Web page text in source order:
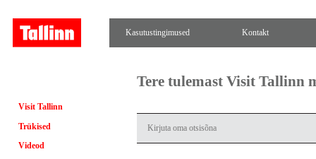
Kasutustingimused Kontakt
Visit Tallinn
Trükised
Videod
Tere tulemast Visit Tallinn